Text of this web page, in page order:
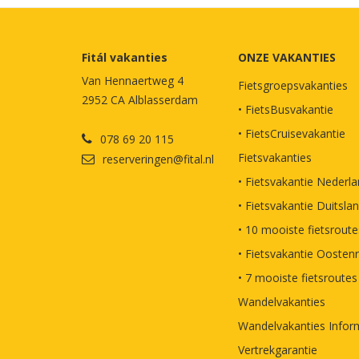
Fitál vakanties
Van Hennaertweg 4
2952 CA Alblasserdam
078 69 20 115
reserveringen@fital.nl
ONZE VAKANTIES
Fietsgroepsvakanties
• FietsBusvakantie
• FietsCruisevakantie
Fietsvakanties
• Fietsvakantie
• Fietsvakantie
• 10 mooiste
• Fietsvakantie
• 7 mooiste fietsroutes
Wandelvakanties
Wandelvakanties
Vertrekgarantie